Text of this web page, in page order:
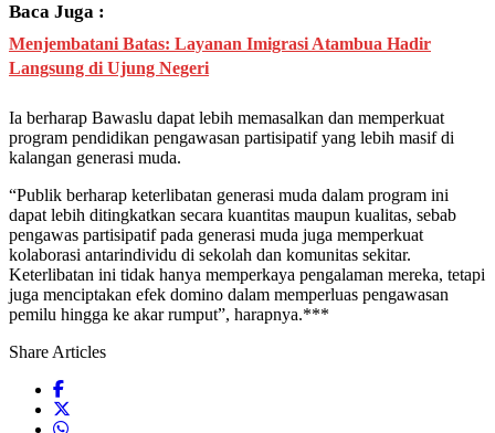
Baca Juga :
Menjembatani Batas: Layanan Imigrasi Atambua Hadir
Langsung di Ujung Negeri
Ia berharap Bawaslu dapat lebih memasalkan dan memperkuat
program pendidikan pengawasan partisipatif yang lebih masif di
kalangan generasi muda.
“Publik berharap keterlibatan generasi muda dalam program ini
dapat lebih ditingkatkan secara kuantitas maupun kualitas, sebab
pengawas partisipatif pada generasi muda juga memperkuat
kolaborasi antarindividu di sekolah dan komunitas sekitar.
Keterlibatan ini tidak hanya memperkaya pengalaman mereka, tetapi
juga menciptakan efek domino dalam memperluas pengawasan
pemilu hingga ke akar rumput”, harapnya.***
Share Articles